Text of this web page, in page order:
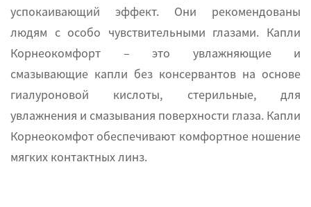
успокаивающий эффект. Они рекомендованы
людям с особо чувствительными глазами. Капли
Корнеокомфорт – это увлажняющие и
смазывающие капли без консервантов на основе
гиалуроновой кислоты, стерильные, для
увлажнения и смазывания поверхности глаза. Капли
Корнеокомфот обеспечивают комфортное ношение
мягких контактных линз.